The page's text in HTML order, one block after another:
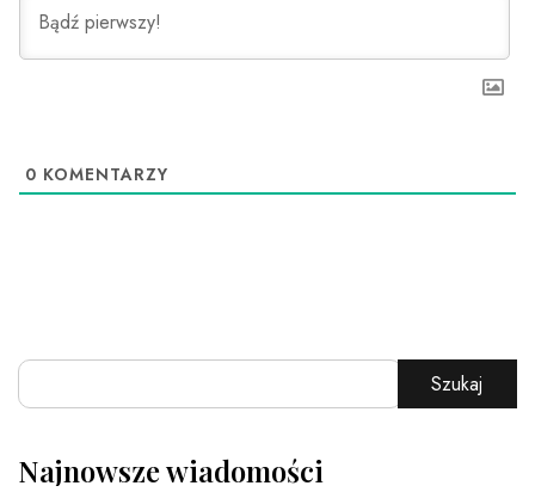
0 KOMENTARZY
Szukaj
Najnowsze wiadomości